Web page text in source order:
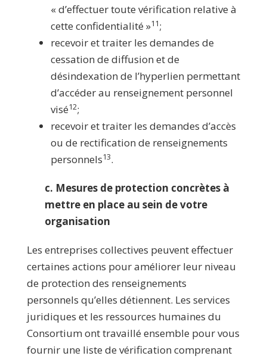
« d’effectuer toute vérification relative à
cette confidentialité »11;
recevoir et traiter les demandes de
cessation de diffusion et de
désindexation de l’hyperlien permettant
d’accéder au renseignement personnel
visé12;
recevoir et traiter les demandes d’accès
ou de rectification de renseignements
personnels13.
c. Mesures de protection concrètes à
mettre en place au sein de votre
organisation
Les entreprises collectives peuvent effectuer
certaines actions pour améliorer leur niveau
de protection des renseignements
personnels qu’elles détiennent. Les services
juridiques et les ressources humaines du
Consortium ont travaillé ensemble pour vous
fournir une liste de vérification comprenant